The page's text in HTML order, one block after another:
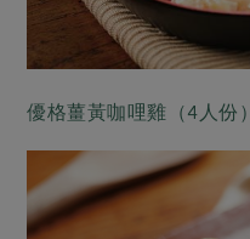
優格薑黃咖哩雞（4人份）